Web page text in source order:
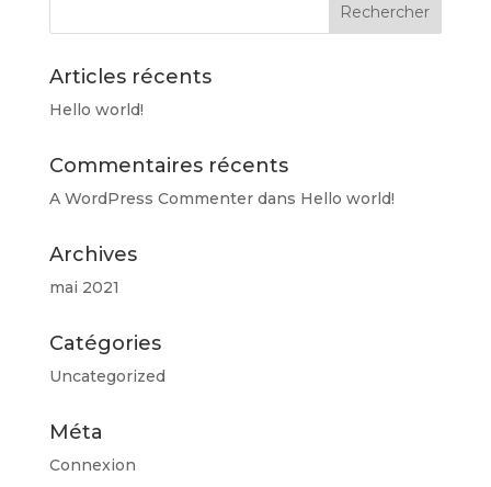
Articles récents
Hello world!
Commentaires récents
A WordPress Commenterdans Hello world!
Archives
mai 2021
Catégories
Uncategorized
Méta
Connexion